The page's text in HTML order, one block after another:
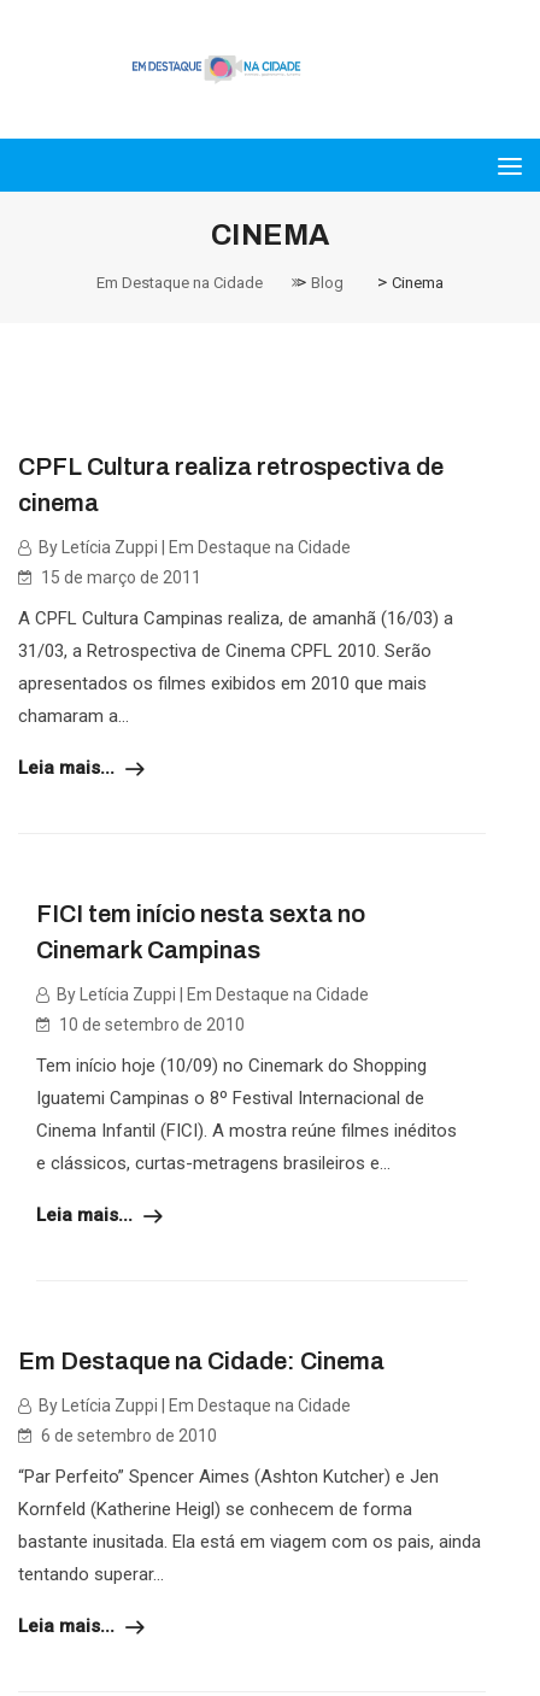
CINEMA
Em Destaque na Cidade > Blog > Cinema
CPFL Cultura realiza retrospectiva de
cinema
By Letícia Zuppi | Em Destaque na Cidade
15 de março de 2011
A CPFL Cultura Campinas realiza, de amanhã (16/03) a
31/03, a Retrospectiva de Cinema CPFL 2010. Serão
apresentados os filmes exibidos em 2010 que mais
chamaram a...
Leia mais...
FICI tem início nesta sexta no
Cinemark Campinas
By Letícia Zuppi | Em Destaque na Cidade
10 de setembro de 2010
Tem início hoje (10/09) no Cinemark do Shopping
Iguatemi Campinas o 8º Festival Internacional de
Cinema Infantil (FICI). A mostra reúne filmes inéditos
e clássicos, curtas-metragens brasileiros e...
Leia mais...
Em Destaque na Cidade: Cinema
By Letícia Zuppi | Em Destaque na Cidade
6 de setembro de 2010
“Par Perfeito” Spencer Aimes (Ashton Kutcher) e Jen
Kornfeld (Katherine Heigl) se conhecem de forma
bastante inusitada. Ela está em viagem com os pais, ainda
tentando superar...
Leia mais...